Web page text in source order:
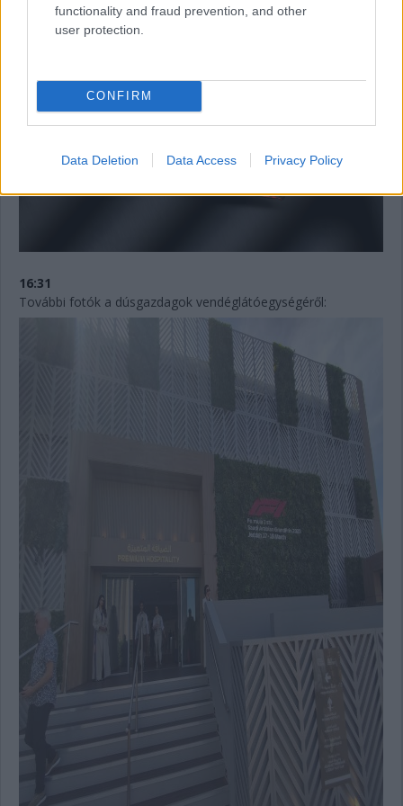
functionality and fraud prevention, and other
user protection.
CONFIRM
Data Deletion Data Access Privacy Policy
16:31
További fotók a dúsgazdagok vendéglátóegységéről: